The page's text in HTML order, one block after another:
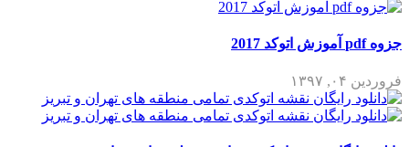
جزوه pdf آموزش اتوکد 2017
فروردین ۰۴, ۱۳۹۷